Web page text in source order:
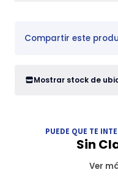
Compartir este
Mostrar stock de
PUEDE QUE TE
Sin
Ver